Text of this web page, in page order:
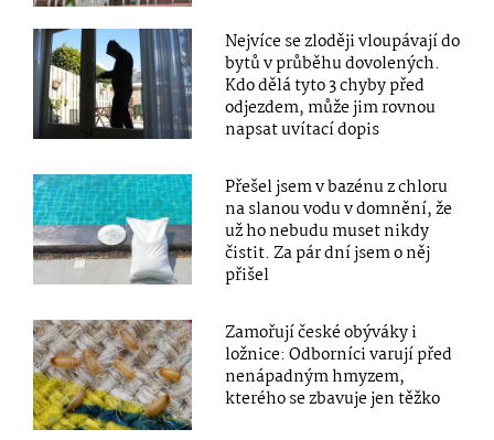
Nejvíce se zloději vloupávají do
bytů v průběhu dovolených.
Kdo dělá tyto 3 chyby před
odjezdem, může jim rovnou
napsat uvítací dopis
Přešel jsem v bazénu z chloru
na slanou vodu v domnění, že
už ho nebudu muset nikdy
čistit. Za pár dní jsem o něj
přišel
Zamořují české obýváky i
ložnice: Odborníci varují před
nenápadným hmyzem,
kterého se zbavuje jen těžko